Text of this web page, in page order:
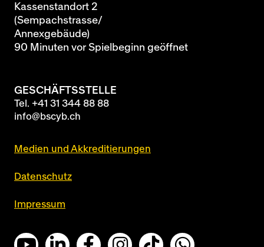
Kassenstandort 2
(Sempachstrasse/
Annexgebäude)
90 Minuten vor Spielbeginn geöffnet
GESCHÄFTSSTELLE
Tel. +41 31 344 88 88
info@bscyb.ch
Medien und Akkreditierungen
Datenschutz
Impressum